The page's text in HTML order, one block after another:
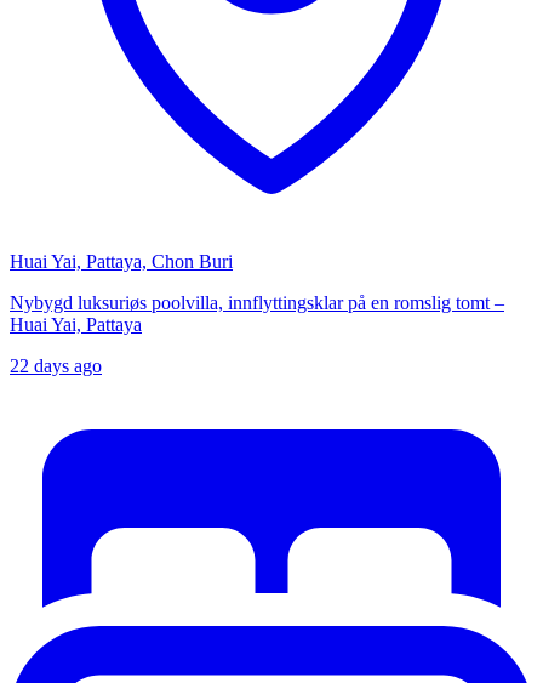
Huai Yai, Pattaya, Chon Buri
Nybygd luksuriøs poolvilla, innflyttingsklar på en romslig tomt –
Huai Yai, Pattaya
22 days ago